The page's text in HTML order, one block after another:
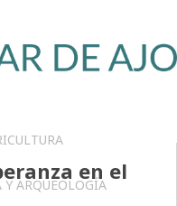
ARQUEOLOGÍA
en el